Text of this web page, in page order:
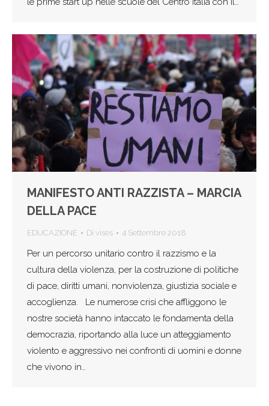
MANIFESTO ANTI RAZZISTA – MARCIA
DELLA PACE
EDUCAZIONE Di vises 4 Settembre 2018
Per un percorso unitario contro il razzismo e la
cultura della violenza, per la costruzione di politiche
di pace, diritti umani, nonviolenza, giustizia sociale e
accoglienza. Le numerose crisi che affliggono le
nostre società hanno intaccato le fondamenta della
democrazia, riportando alla luce un atteggiamento
violento e aggressivo nei confronti di uomini e donne
che vivono in…